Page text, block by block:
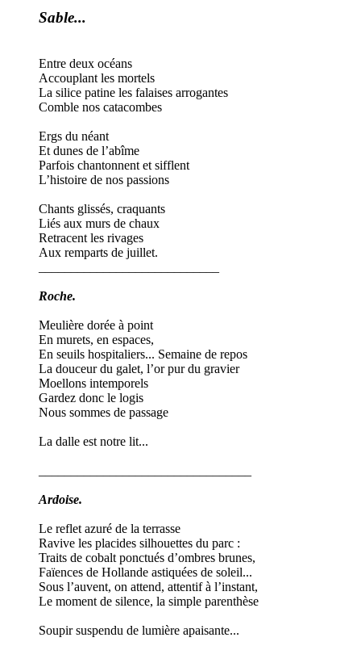
Sable...
Entre deux océans
Accouplant les mortels
La silice patine les falaises arrogantes
Comble nos catacombes
Ergs du néant
Et dunes de l’abîme
Parfois chantonnent et sifflent
L’histoire de nos passions
Chants glissés, craquants
Liés aux murs de chaux
Retracent les rivages
Aux remparts de juillet.
Roche.
Meulière dorée à point
En murets, en espaces,
En seuils hospitaliers... Semaine de repos
La douceur du galet, l’or pur du gravier
Moellons intemporels
Gardez donc le logis
Nous sommes de passage
La dalle est notre lit...
Ardoise.
Le reflet azuré de la terrasse
Ravive les placides silhouettes du parc :
Traits de cobalt ponctués d’ombres brunes,
Faïences de Hollande astiquées de soleil...
Sous l’auvent, on attend, attentif à l’instant,
Le moment de silence, la simple parenthèse
Soupir suspendu de lumière apaisante...